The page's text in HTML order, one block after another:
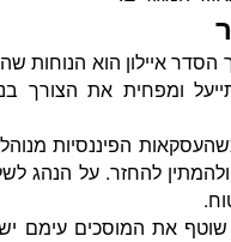
איילון הוא הנוחות
ומפחית את הצורך
הפיננסיות
להחזר. על הנהג
את המוסכים עימם